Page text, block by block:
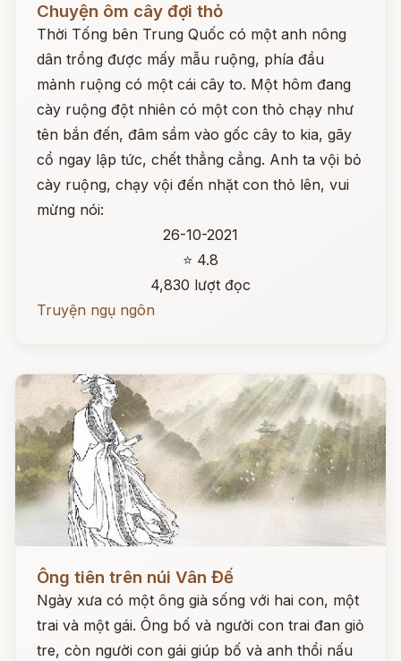
Chuyện ôm cây đợi thỏ
Thời Tống bên Trung Quốc có một anh nông
dân trồng được mấy mẫu ruộng, phía đầu
mảnh ruộng có một cái cây to. Một hôm đang
cày ruộng đột nhiên có một con thỏ chạy như
tên bắn đến, đâm sầm vào gốc cây to kia, gãy
cổ ngay lập tức, chết thẳng cẳng. Anh ta vội bỏ
cày ruộng, chạy vội đến nhặt con thỏ lên, vui
mừng nói:
26-10-2021
⭐ 4.8
4,830 lượt đọc
Truyện ngụ ngôn
Đọc ngay
Ông tiên trên núi Vân Đế
Ngày xưa có một ông già sống với hai con, một
trai và một gái. Ông bố và người con trai đan giỏ
tre, còn người con gái giúp bố và anh thổi nấu